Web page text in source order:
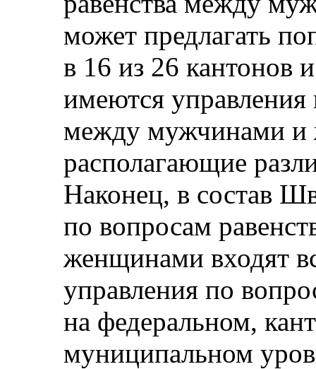
может предлагать
в 16 из 26 кантонов
имеются управления
между мужчинами
располагающие
Наконец, в состав
по вопросам
женщинами входят
управления по
на федеральном,
муниципальном